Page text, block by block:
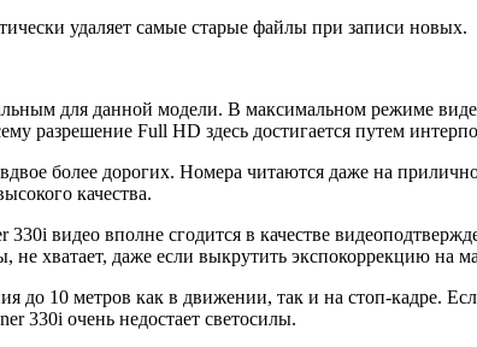
удаляет самые старые файлы при записи новых.
для данной модели. В максимальном режиме
разрешение Full HD здесь достигается путем
более дорогих. Номера читаются даже на
качества.
видео вполне сгодится в качестве
не хватает, даже если выкрутить экспокоррекцию на
до 10 метров как в движении, так и на стоп-кадре.
330i очень недостает светосилы.